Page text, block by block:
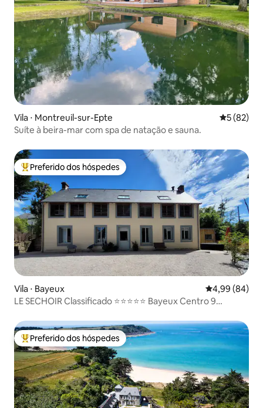
Vila ⋅ Montreuil-sur-Epte 5 de uma
5 (82)
Suíte à beira-mar com spa de natação e sauna.
Entre os melhores preferidos dos hóspedes
Preferido dos hóspedes
Vila ⋅ Bayeux 4,99 de uma
4,99 (84)
LE SECHOIR Classificado ⭐️⭐️⭐️⭐️⭐️ Bayeux Centro 9
Entre os melhores preferidos dos hóspedes
Preferido dos hóspedes